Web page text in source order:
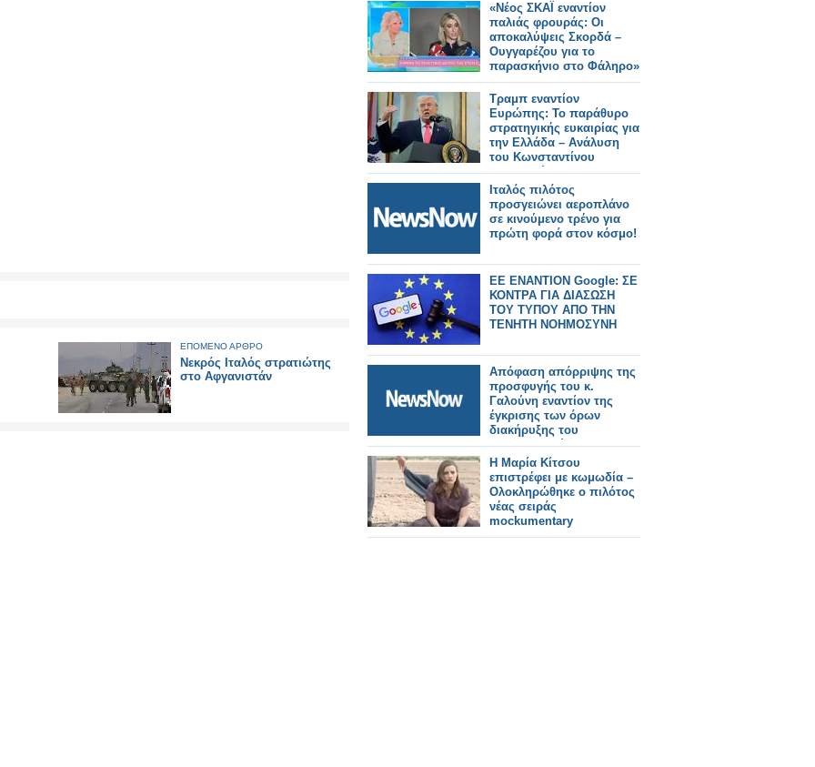
ΕΠΟΜΕΝΟ ΑΡΘΡΟ
Νεκρός Ιταλός στρατιώτης
στο Αφγανιστάν
«Νέος ΣΚΑΪ εναντίον
παλιάς φρουράς: Οι
αποκαλύψεις Σκορδά –
Ουγγαρέζου για το
παρασκήνιο στο Φάληρο»
Τραμπ εναντίον
Ευρώπης: Το παράθυρο
στρατηγικής ευκαιρίας για
την Ελλάδα – Ανάλυση
του Κωνσταντίνου
Μπαλωμένου
Ιταλός πιλότος
προσγειώνει αεροπλάνο
σε κινούμενο τρένο για
πρώτη φορά στον κόσμο!
EE ΕΝΑΝΤΙΟΝ Google: ΣΕ
ΚΟΝΤΡΑ ΓΙΑ ΔΙΑΣΩΣΗ
ΤΟΥ ΤΥΠΟΥ ΑΠΟ ΤΗΝ
ΤΕΝΗΤΗ ΝΟΗΜΟΣΥΝΗ
Απόφαση απόρριψης της
προσφυγής του κ.
Γαλούνη εναντίον της
έγκρισης των όρων
διακήρυξης του
ηλεκτρονικού
διαγωνισμού, του
μεγάλου αναπτυξιακού
έργου της μαρίνας
Αστακού,
προϋπολογισμού 1,8
εκατομμυρίων ευρώ
Η Μαρία Κίτσου
επιστρέφει με κωμωδία –
Ολοκληρώθηκε ο πιλότος
νέας σειράς
mockumentary